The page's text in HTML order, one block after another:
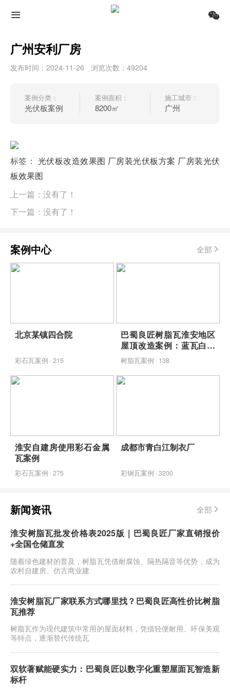
广州安利厂房
发布时间：2024-11-26 浏览次数：49204
案例分类：
光伏板案例
案例面积：
8200㎡
施工城市：
广州
标签： 光伏板改造效果图 厂房装光伏板方案 厂房装光伏
板效果图
上一篇：没有了！
下一篇：没有了！
案例中心 全部
北京某镇四合院
彩石瓦案例 · 215
巴蜀良匠树脂瓦淮安地区
屋顶改造案例：蓝瓦白墙
映青山，包工包料省心焕
新
树脂瓦案例 · 138
淮安自建房使用彩石金属
瓦案例
彩石瓦案例 · 275
成都市青白江制衣厂
彩钢瓦案例 · 3200
新闻资讯 全部
淮安树脂瓦批发价格表2025版｜巴蜀良匠厂家直销报价
+全国仓储直发
随着绿色建材的普及，树脂瓦凭借耐腐蚀、隔热隔音等优势，成为
农村自建房、仿古商业建
淮安树脂瓦厂家联系方式哪里找？巴蜀良匠高性价比树脂
瓦推荐
树脂瓦作为现代建筑中常用的屋面材料，凭借轻便耐用、环保美观
等特点，逐渐替代传统瓦
双软著赋能硬实力：巴蜀良匠以数字化重塑屋面瓦智造新
标杆